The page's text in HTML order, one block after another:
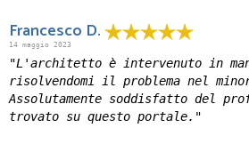
Francesco D.
14 maggio 2023
"L'architetto è intervenuto in
risolvendomi il problema nel
Assolutamente soddisfatto del
trovato su questo portale."